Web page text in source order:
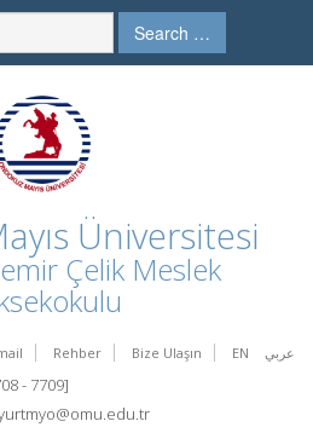
Search …
Üniversitesi
Çelik Meslek
Rehber Bize Ulaşın EN عربي
- 7709]